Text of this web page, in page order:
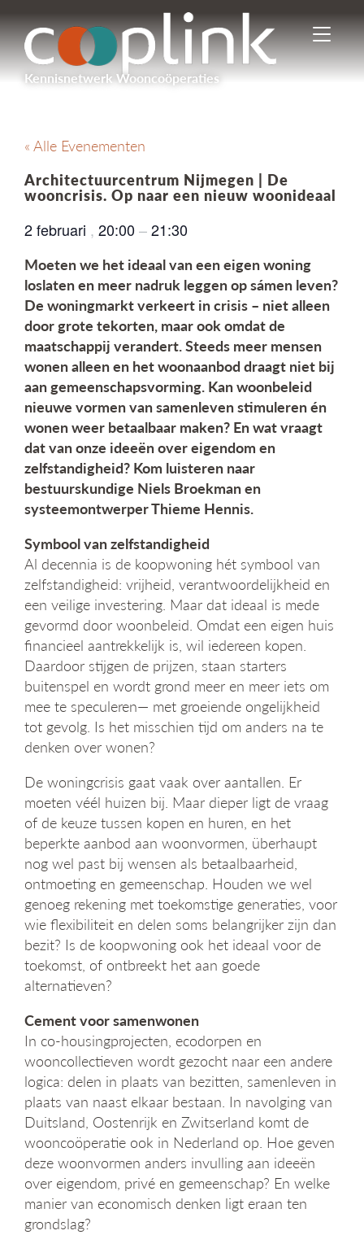
Kennisnetwerk Wooncoöperaties
I
n
-
a
n
n
i
g
t
i
« Alle Evenementen
Architectuurcentrum Nijmegen | De
wooncrisis. Op naar een nieuw woonideaal
2 februari , 20:00 –21:30
Moeten we het ideaal van een eigen woning
loslaten en meer nadruk leggen op sámen leven?
De woningmarkt verkeert in crisis – niet alleen
door grote tekorten, maar ook omdat de
maatschappij verandert. Steeds meer mensen
wonen alleen en het woonaanbod draagt niet bij
aan gemeenschapsvorming. Kan woonbeleid
nieuwe vormen van samenleven stimuleren én
wonen weer betaalbaar maken? En wat vraagt
dat van onze ideeën over eigendom en
zelfstandigheid? Kom luisteren naar
bestuurskundige Niels Broekman en
systeemontwerper Thieme Hennis.
Symbool van zelfstandigheid
Al decennia is de koopwoning hét symbool van
zelfstandigheid: vrijheid, verantwoordelijkheid en
een veilige investering. Maar dat ideaal is mede
gevormd door woonbeleid. Omdat een eigen huis
financieel aantrekkelijk is, wil iedereen kopen.
Daardoor stijgen de prijzen, staan starters
buitenspel en wordt grond meer en meer iets om
mee te speculeren— met groeiende ongelijkheid
tot gevolg. Is het misschien tijd om anders na te
denken over wonen?
De woningcrisis gaat vaak over aantallen. Er
moeten véél huizen bij. Maar dieper ligt de vraag
of de keuze tussen kopen en huren, en het
beperkte aanbod aan woonvormen, überhaupt
nog wel past bij wensen als betaalbaarheid,
ontmoeting en gemeenschap. Houden we wel
genoeg rekening met toekomstige generaties, voor
wie flexibiliteit en delen soms belangrijker zijn dan
bezit? Is de koopwoning ook het ideaal voor de
toekomst, of ontbreekt het aan goede
alternatieven?
Cement voor samenwonen
In co-housingprojecten, ecodorpen en
wooncollectieven wordt gezocht naar een andere
logica: delen in plaats van bezitten, samenleven in
plaats van naast elkaar bestaan. In navolging van
Duitsland, Oostenrijk en Zwitserland komt de
wooncoöperatie ook in Nederland op. Hoe geven
deze woonvormen anders invulling aan ideeën
over eigendom, privé en gemeenschap? En welke
manier van economisch denken ligt eraan ten
grondslag?